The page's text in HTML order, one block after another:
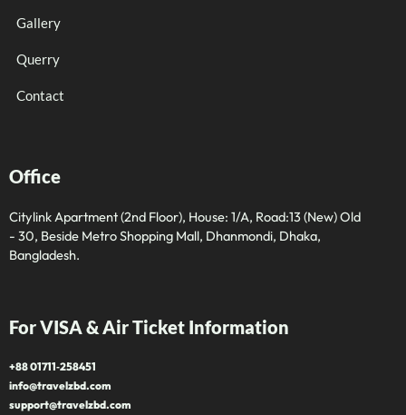
Gallery
Querry
Contact
Office
Citylink Apartment (2nd Floor), House: 1/A, Road:13 (New) Old
- 30, Beside Metro Shopping Mall, Dhanmondi, Dhaka,
Bangladesh.
For VISA & Air Ticket Information
+88 01711‑258451
info@travelzbd.com
support@travelzbd.com